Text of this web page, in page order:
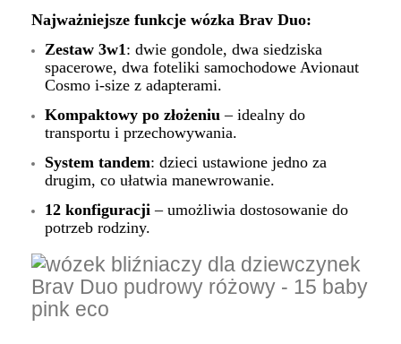
Najważniejsze funkcje wózka Brav Duo:
Zestaw 3w1 : dwie gondole, dwa siedziska
spacerowe, dwa foteliki samochodowe Avionaut
Cosmo i-size z adapterami.
Kompaktowy po złożeniu – idealny do
transportu i przechowywania.
System tandem: dzieci ustawione jedno za
drugim, co ułatwia manewrowanie.
12 konfiguracji – umożliwia dostosowanie do
potrzeb rodziny.